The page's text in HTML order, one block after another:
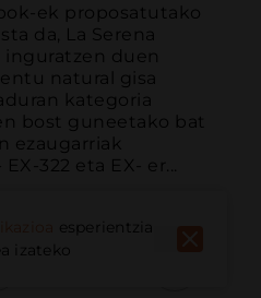
ek proposatutako
da, La Serena
inguratzen duen
natural gisa
kategoria
bost guneetako bat
ezaugarriak
322 eta EX- er...
esperientzia
izateko